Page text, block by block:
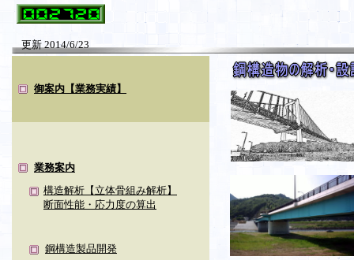
更新 2014/6/23
御案内【業務実績】
業務案内
鋼構造製品開発
構造解析【立体骨組み解析】
断面性能・応力度の算出